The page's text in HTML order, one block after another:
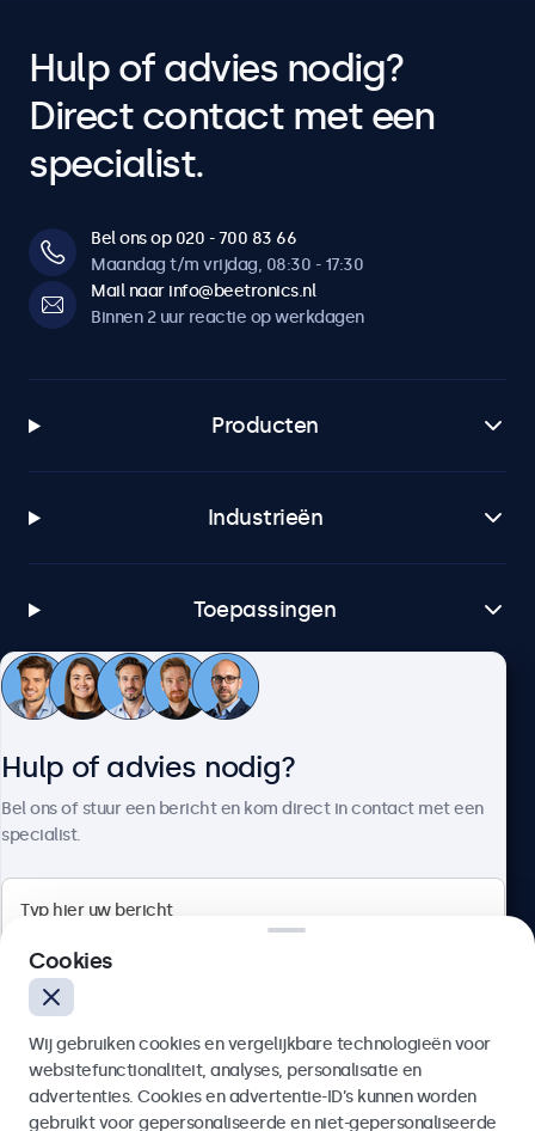
Hulp of advies nodig?
Direct contact met een
specialist.
Bel ons op 020 - 700 83 66
Maandag t/m vrijdag, 08:30 - 17:30
Mail naar info@beetronics.nl
Binnen 2 uur reactie op werkdagen
Producten
Industrieën
Toepassingen
Klantenservice
4.8/5 door 5000+ bedrijven
Nederlands
Hulp of advies nodig?
Bel ons of stuur een bericht en kom direct in contact met een
specialist.
Cookies
Wij gebruiken cookies en vergelijkbare technologieën voor
websitefunctionaliteit, analyses, personalisatie en
advertenties. Cookies en advertentie-ID’s kunnen worden
gebruikt voor gepersonaliseerde en niet-gepersonaliseerde